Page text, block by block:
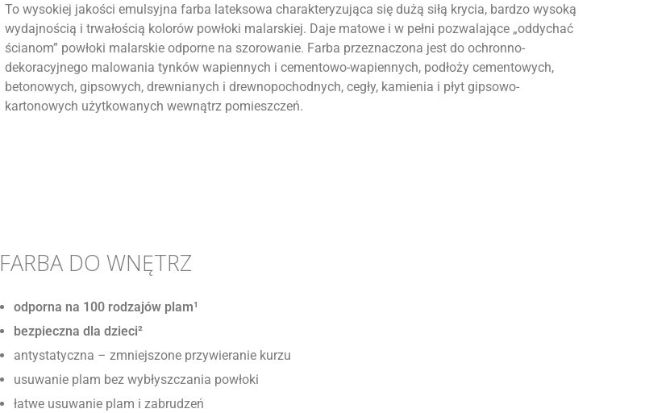
To wysokiej jakości emulsyjna farba lateksowa charakteryzująca się dużą siłą krycia, bardzo wysoką
wydajnością i trwałością kolorów powłoki malarskiej. Daje matowe i w pełni pozwalające „oddychać
ścianom” powłoki malarskie odporne na szorowanie. Farba przeznaczona jest do ochronno-
dekoracyjnego malowania tynków wapiennych i cementowo-wapiennych, podłoży cementowych,
betonowych, gipsowych, drewnianych i drewnopochodnych, cegły, kamienia i płyt gipsowo-
kartonowych użytkowanych wewnątrz pomieszczeń.
FARBA DO WNĘTRZ
odporna na 100 rodzajów plam¹
bezpieczna dla dzieci²
antystatyczna – zmniejszone przywieranie kurzu
usuwanie plam bez wybłyszczania powłoki
łatwe usuwanie plam i zabrudzeń